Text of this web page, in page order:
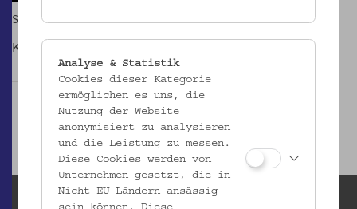
So, 29.04.2018, 15:00
Kosten: Eintritt + € 4,- Führungstarif
Analyse & Statistik
Cookies dieser Kategorie
ermöglichen es uns, die
Nutzung der Website
anonymisiert zu analysieren
und die Leistung zu messen.
Diese Cookies werden von
Unternehmen gesetzt, die in
Nicht-EU-Ländern ansässig